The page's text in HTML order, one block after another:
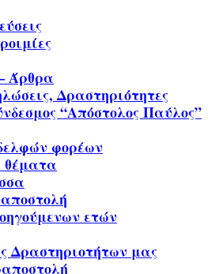
Άρθρα
Δραστηριότητες
“Απόστολος Παύλος”
φορέων
θέματα
ετών
Δραστηριοτήτων μας